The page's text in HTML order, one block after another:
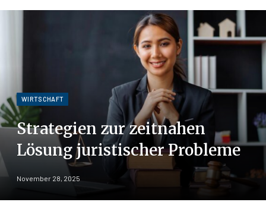
WIRTSCHAFT
Strategien zur zeitnahen
Lösung juristischer Probleme
November 28, 2025